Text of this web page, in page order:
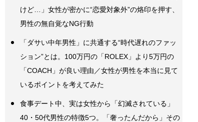
けど…」女性が密かに“恋愛対象外”の烙印を押す、
男性の無自覚なNG行動
「ダサい中年男性」に共通する“時代遅れのファッ
ション”とは。100万円の「ROLEX」より5万円の
「COACH」が良い理由／女性が男性を本当に見て
いるポイントを考えてみた
食事デート中、実は女性から「幻滅されている」
40・50代男性の特徴5つ。「奢ったんだから」その